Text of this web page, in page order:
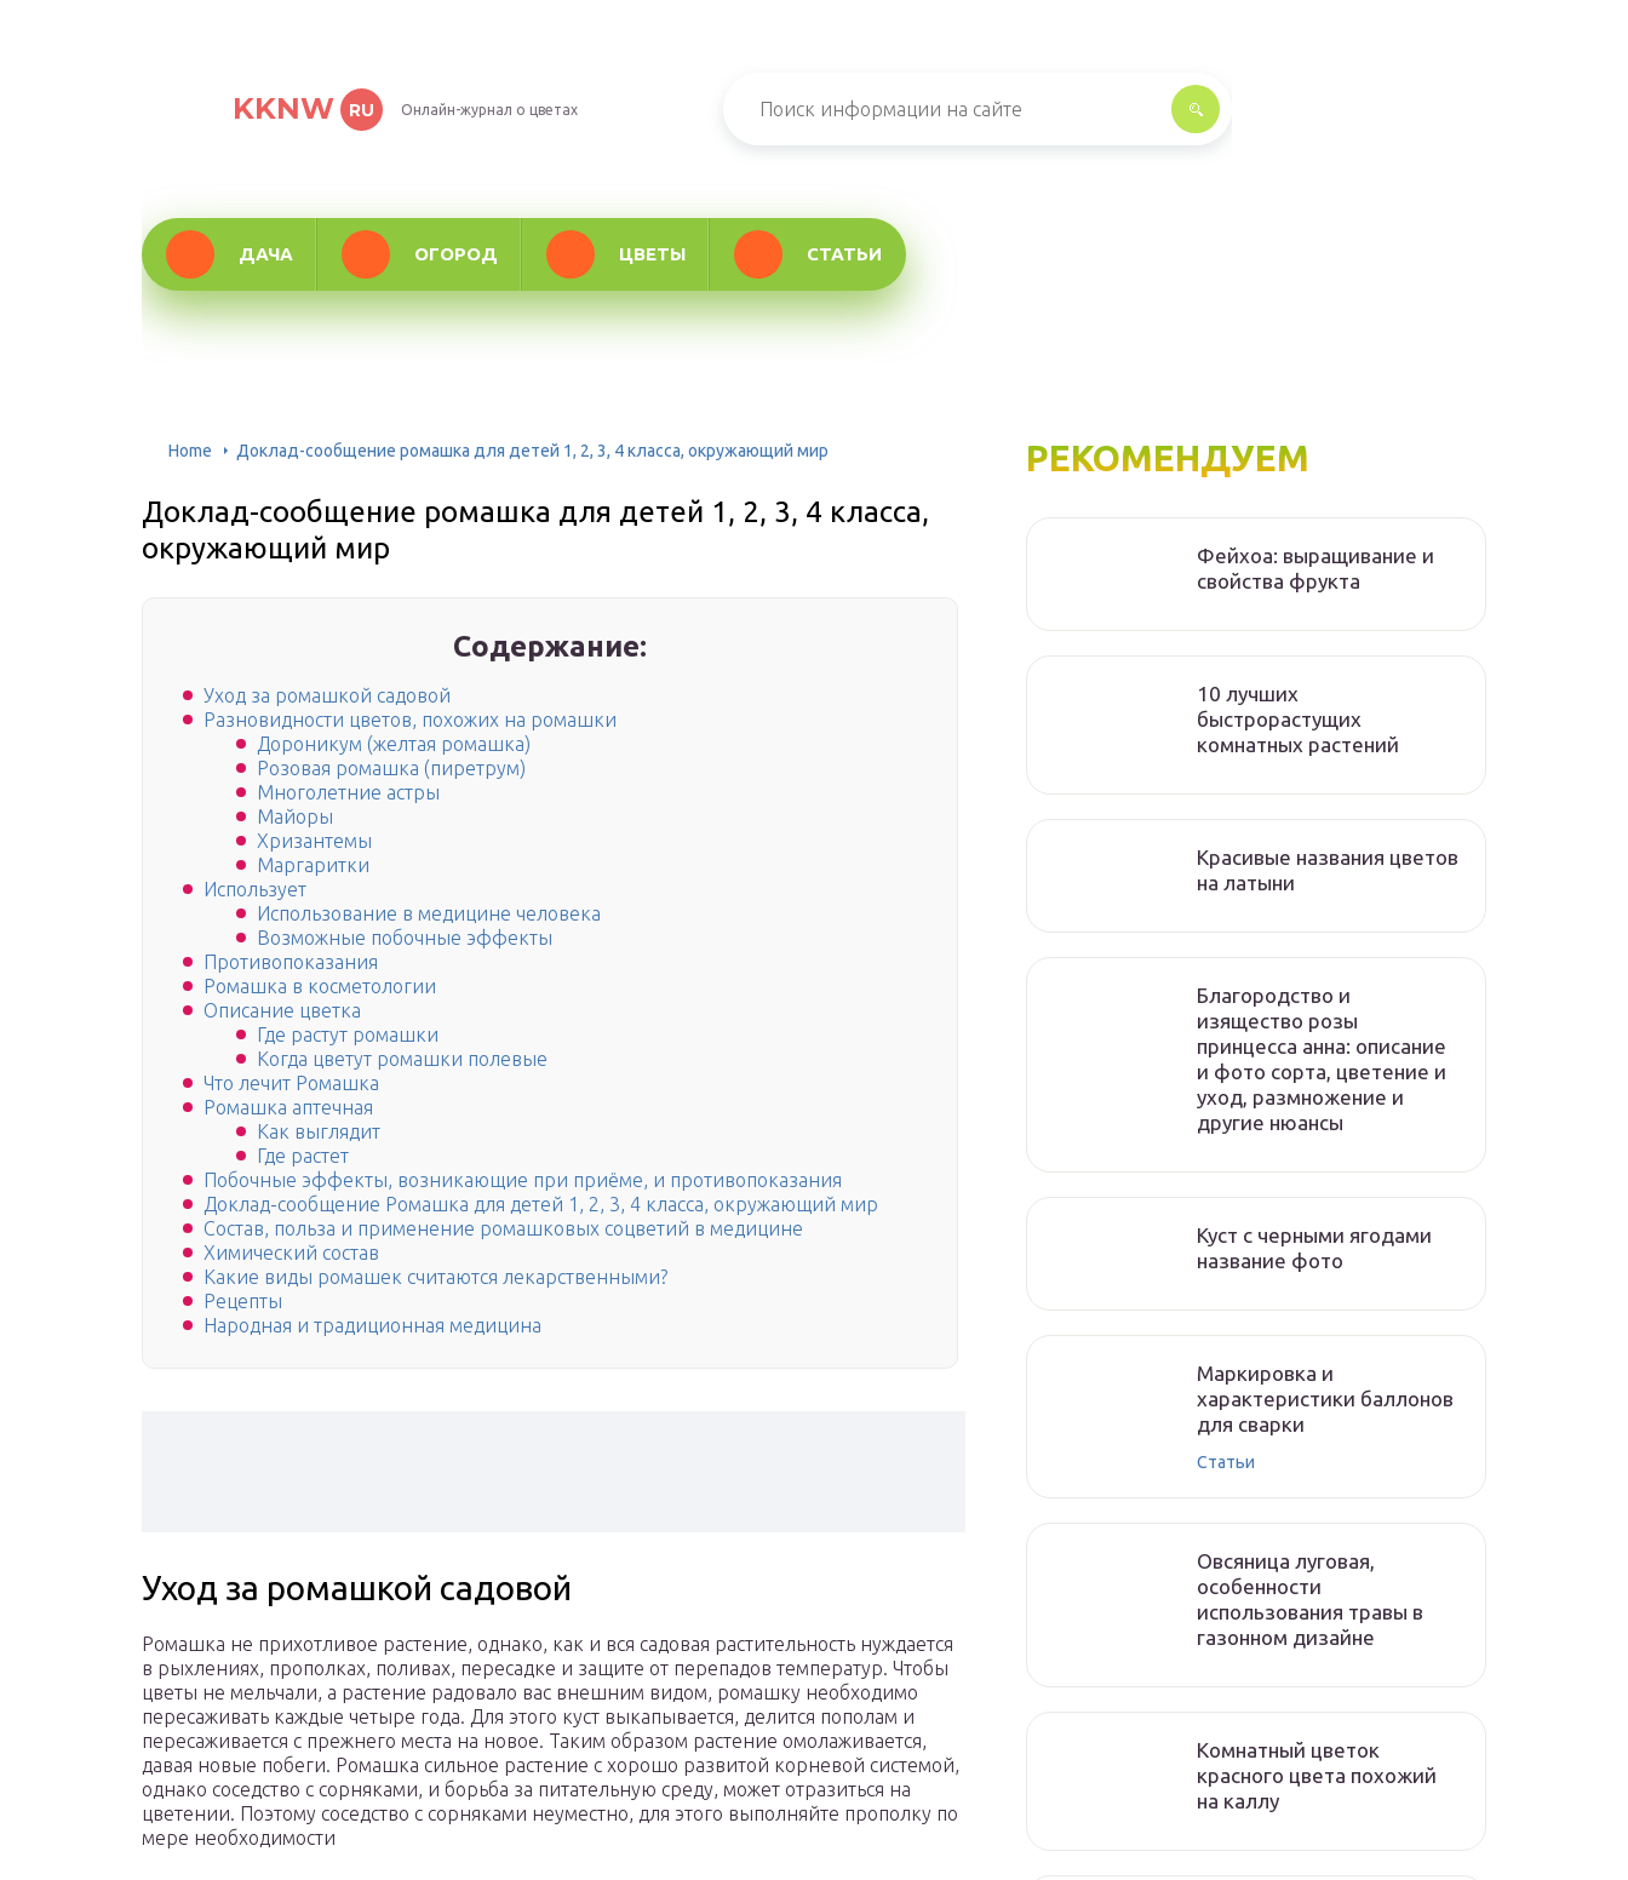
KKNW RU Онлайн-журнал о цветах
ДАЧА ОГОРОД ЦВЕТЫ СТАТЬИ
Home Доклад-сообщение ромашка для детей 1, 2, 3, 4 класса, окружающий мир
Доклад-сообщение ромашка для детей 1, 2, 3, 4 класса,
окружающий мир
Содержание:
Уход за ромашкой садовой
Разновидности цветов, похожих на poмaшки
Дороникум (желтая ромашка)
Розовая ромашка (пиретрум)
Многолетние астры
Майоры
Хризантемы
Маргаритки
Использует
Использование в медицине человека
Возможные побочные эффекты
Противопоказания
Ромашка в косметологии
Описание цветка
Где растут ромашки
Когда цветут ромашки полевые
Что лечит Ромашка
Ромашка аптечная
Как выглядит
Где растет
Побочные эффекты, возникающие при приёме, и противопоказания
Доклад-сообщение Ромашка для детей 1, 2, 3, 4 класса, окружающий мир
Состав, польза и применение ромашковых соцветий в медицине
Химический состав
Какие виды ромашек считаются лекарственными?
Рецепты
Народная и традиционная медицина
Уход за ромашкой садовой
Ромашка не прихотливое растение, однако, как и вся садовая растительность нуждается
в рыхлениях, прополках, поливах, пересадке и защите от перепадов температур. Чтобы
цветы не мельчали, а растение радовало вас внешним видом, ромашку необходимо
пересаживать каждые четыре года. Для этого куст выкапывается, делится пополам и
пересаживается с прежнего места на новое. Таким образом растение омолаживается,
давая новые побеги. Ромашка сильное растение с хорошо развитой корневой системой,
однако соседство с сорняками, и борьба за питательную среду, может отразиться на
цветении. Поэтому соседство с сорняками неуместно, для этого выполняйте прополку по
мере необходимости
РЕКОМЕНДУЕМ
Фейхоа: выращивание и
свойства фрукта
10 лучших
быстрорастущих
комнатных растений
Красивые названия цветов
на латыни
Благородство и
изящество розы
принцесса анна: описание
и фото сорта, цветение и
уход, размножение и
другие нюансы
Куст с черными ягодами
название фото
Маркировка и
характеристики баллонов
для сварки
Статьи
Овсяница луговая,
особенности
использования травы в
газонном дизайне
Комнатный цветок
красного цвета похожий
на каллу